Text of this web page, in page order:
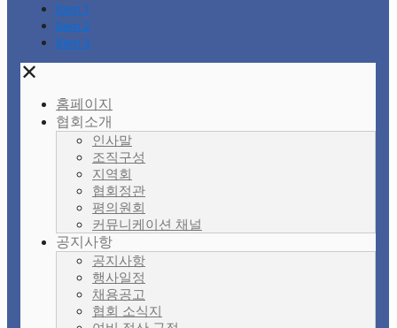
Item 1
Item 2
Item 3
✕
홈페이지
협회소개
인사말
조직구성
지역회
협회정관
평의원회
커뮤니케이션 채널
공지사항
공지사항
행사일정
채용공고
협회 소식지